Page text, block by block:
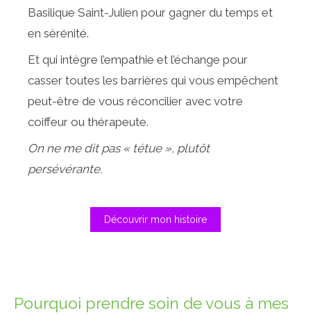
Basilique Saint-Julien pour gagner du temps et
en sérénité.
Et qui intègre l’empathie et l’échange pour
casser toutes les barrières qui vous empêchent
peut-être de vous réconcilier avec votre
coiffeur ou thérapeute.
On ne me dit pas « tétue », plutôt
persévérante.
Découvrir mon histoire
Pourquoi prendre soin de vous à mes